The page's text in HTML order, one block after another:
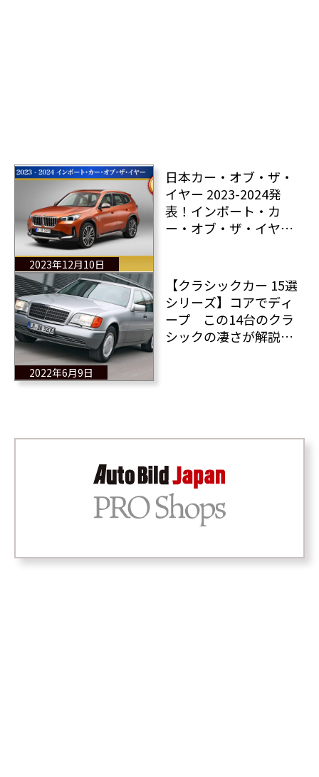
2023年12月10日
日本カー・オブ・ザ・
イヤー 2023-2024発
表！インポート・カ
ー・オブ・ザ・イヤー
2022年6月9日
【クラシックカー 15選
シリーズ】コアでディ
ープ この14台のクラ
シックの凄さが解説で